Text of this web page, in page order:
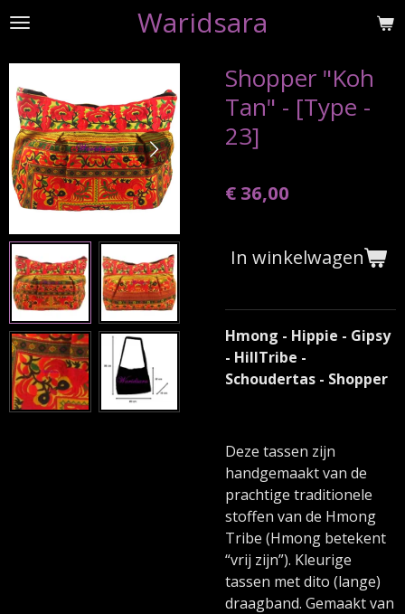
Ga
naar
de
hoofdinhoud
Waridsara
Shopper "Koh
Tan" - [Type -
23]
€ 36,00
In winkelwagen
Hmong - Hippie - Gipsy
- HillTribe -
Schoudertas - Shopper
Deze tassen zijn
handgemaakt van de
prachtige traditionele
stoffen van de Hmong
Tribe (Hmong betekent
“vrij zijn”). Kleurige
tassen met dito (lange)
draagband. Gemaakt van